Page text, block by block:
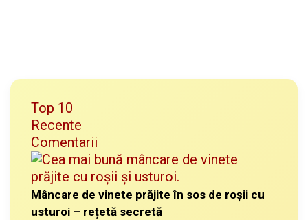
Top 10
Recente
Comentarii
Mâncare de vinete prăjite în sos de roșii cu
usturoi – rețetă secretă